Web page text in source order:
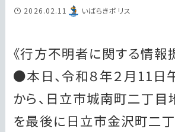
2026.02.11 いばらきポリス
《行方不明者に関する情報
●本日、令和８年２月11日
から、日立市城南町二丁目
を最後に日立市金沢町二